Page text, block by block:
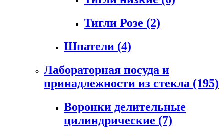
Тигли Розе (2)
Шпатели (4)
Лабораторная посуда и
принадлежности из стекла (195)
Воронки делительные
цилиндрические (7)